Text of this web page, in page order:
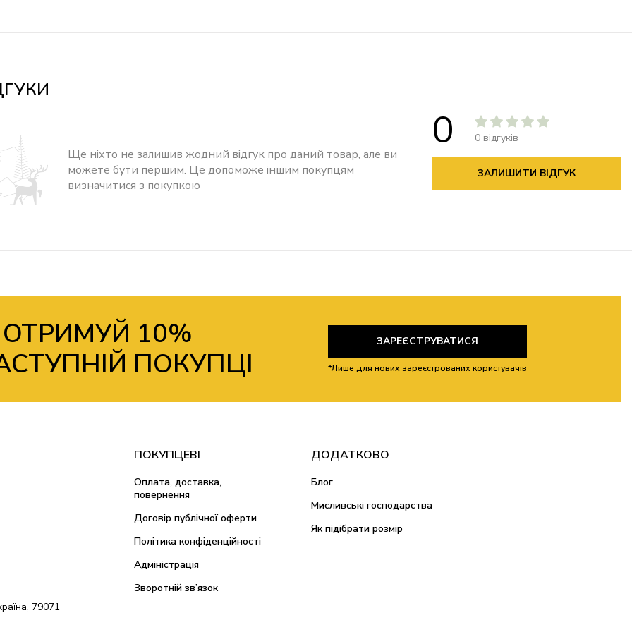
0 0 відгуків
ЗАЛИШИТИ ВІДГУК
Ще ніхто не залишив жодний відгук про даний товар, але ви
можете бути першим. Це допоможе іншим покупцям
визначитися з покупкою
10%
ПОКУПЦІ
ЗАРЕЄСТРУВАТИСЯ
*Лише для нових зареєстрованих користувачів
79071
ПОКУПЦЕВІ
Оплата, доставка,
повернення
Договір публічної оферти
Політика конфіденційності
Адміністрація
Зворотній зв’язок
ДОДАТКОВО
Блог
Мисливські господарства
Як підібрати розмір